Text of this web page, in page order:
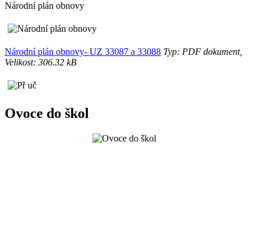
Národní plán obnovy
Národní plán obnovy- UZ 33087 a 33088 Typ: PDF dokument,
Velikost: 306.32 kB
Ovoce do škol